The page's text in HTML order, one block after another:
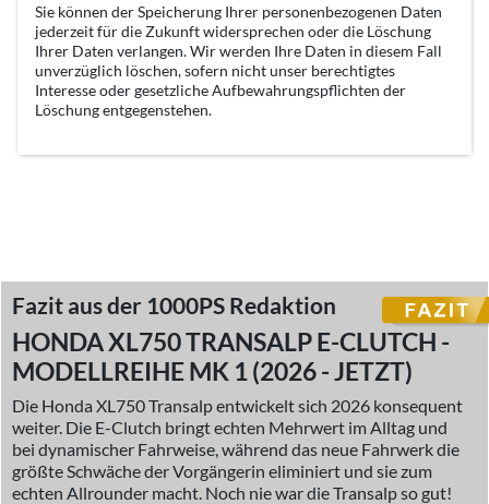
Sie können der Speicherung Ihrer personenbezogenen Daten
jederzeit für die Zukunft widersprechen oder die Löschung
Ihrer Daten verlangen. Wir werden Ihre Daten in diesem Fall
unverzüglich löschen, sofern nicht unser berechtigtes
Interesse oder gesetzliche Aufbewahrungspflichten der
Löschung entgegenstehen.
Fazit aus der 1000PS Redaktion
HONDA XL750 TRANSALP E-CLUTCH -
MODELLREIHE MK 1 (2026 - JETZT)
Die Honda XL750 Transalp entwickelt sich 2026 konsequent
weiter. Die E-Clutch bringt echten Mehrwert im Alltag und
bei dynamischer Fahrweise, während das neue Fahrwerk die
größte Schwäche der Vorgängerin eliminiert und sie zum
echten Allrounder macht. Noch nie war die Transalp so gut!